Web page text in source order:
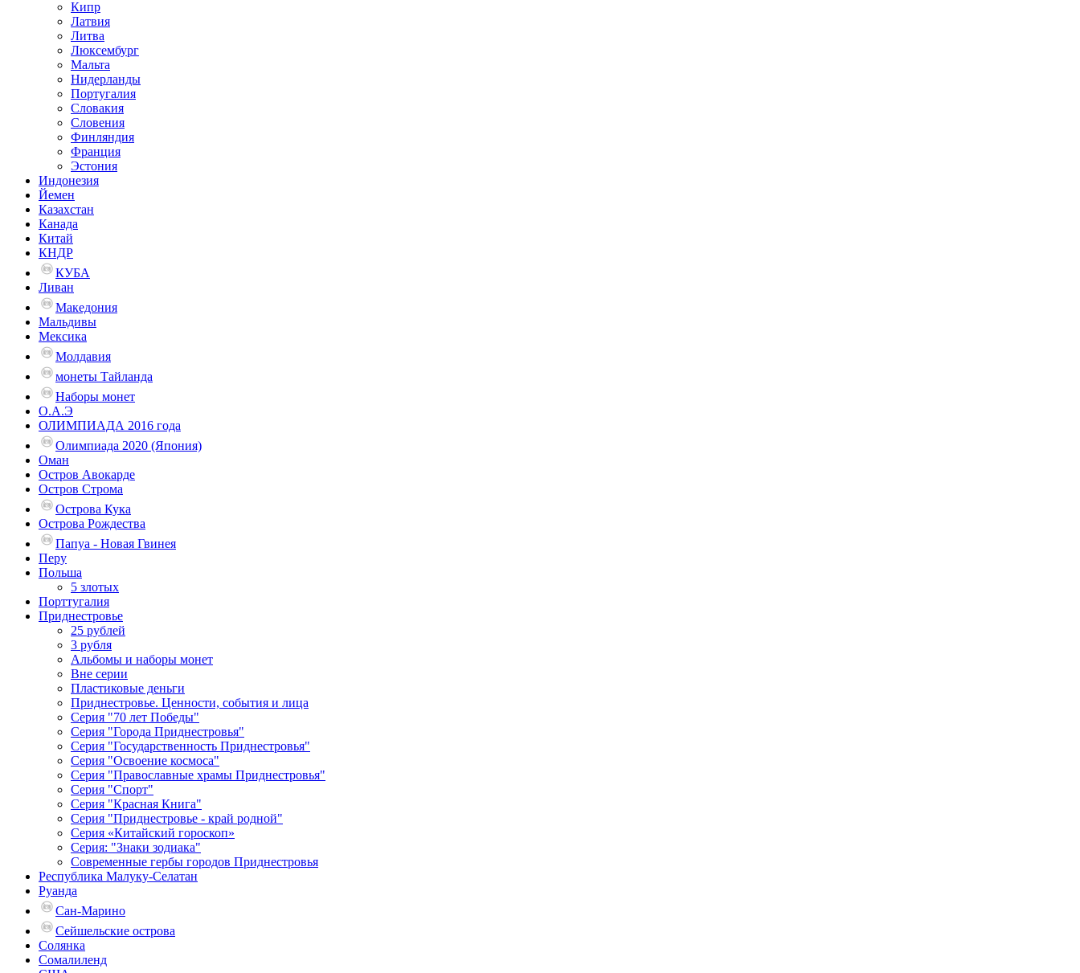
Кипр
Латвия
Литва
Люксембург
Мальта
Нидерланды
Португалия
Словакия
Словения
Финляндия
Франция
Эстония
Индонезия
Йемен
Казахстан
Канада
Китай
КНДР
КУБА
Ливан
Македония
Мальдивы
Мексика
Молдавия
монеты Тайланда
Наборы монет
О.А.Э
ОЛИМПИАДА 2016 года
Олимпиада 2020 (Япония)
Оман
Остров Авокарде
Остров Строма
Острова Кука
Острова Рождества
Папуа - Новая Гвинея
Перу
Польша
5 злотых
Порттугалия
Приднестровье
25 рублей
3 рубля
Альбомы и наборы монет
Вне серии
Пластиковые деньги
Приднестровье. Ценности, события и лица
Серия "70 лет Победы"
Серия "Города Приднестровья"
Серия "Государственность Приднестровья"
Серия "Освоение космоса"
Серия "Православные храмы Приднестровья"
Серия "Спорт"
Серия "Красная Книга"
Серия "Приднестровье - край родной"
Серия «Китайский гороскоп»
Серия: "Знаки зодиака"
Современные гербы городов Приднестровья
Республика Малуку-Селатан
Руанда
Сан-Марино
Сейшельские острова
Солянка
Сомалиленд